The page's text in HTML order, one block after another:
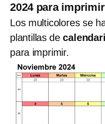
2024 para
Los multicolores se
plantillas de
para imprimir.